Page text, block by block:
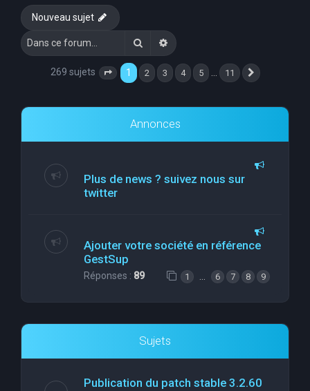
Nouveau sujet
RechercherRecherche avancée
269 sujets Page 1 sur 11
1 2 3 4 5 … 11
Annonces
Plus de news ? suivez nous sur
twitter
Ajouter votre société en référence
GestSup
Réponses : 89 1 … 6 7 8 9
Sujets
Publication du patch stable 3.2.60